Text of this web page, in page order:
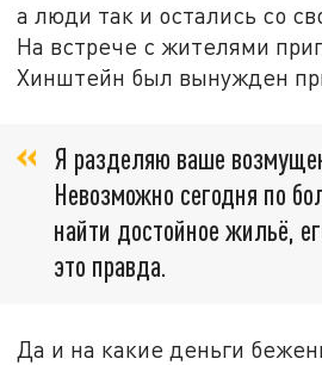
а люди так и остались со
На встрече с жителями
Хинштейн был вынужден
Я разделяю ваше
Невозможно сегодня по
найти достойное жильё,
это правда.
Да и на какие деньги